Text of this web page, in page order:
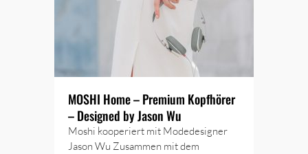
MOSHI Home – Premium Kopfhörer
– Designed by Jason Wu
Moshi kooperiert mit Modedesigner
Jason Wu Zusammen mit dem